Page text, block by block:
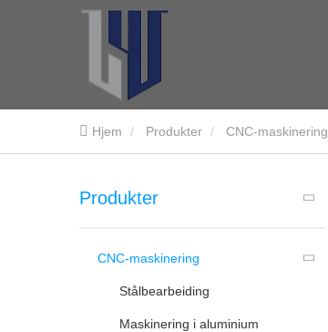
Hjem Produkter CNC-maskinering
Produkter
CNC-maskinering
Stålbearbeiding
Maskinering i aluminium